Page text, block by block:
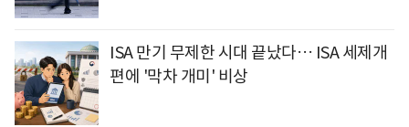
ISA 만기 무제한 시대 끝났다… ISA 세제개
편에 '막차 개미' 비상